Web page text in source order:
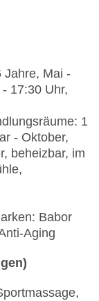
Jahre, Mai -
17:30 Uhr,
1
- Oktober,
beheizbar, im
Babor
Aging